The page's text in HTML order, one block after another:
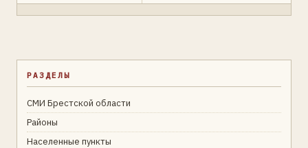
РАЗДЕЛЫ
СМИ Брестской области
Районы
Населенные пункты